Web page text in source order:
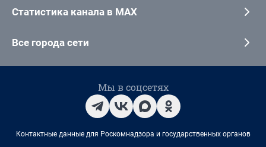
Статистика канала в MAX
Все города сети
Мы в соцсетях
Контактные данные для Роскомнадзора и государственных органов